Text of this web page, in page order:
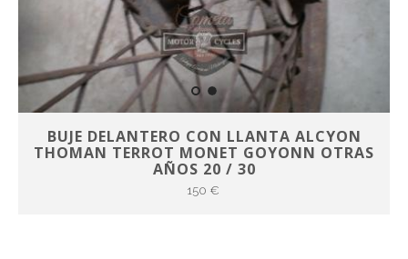
BUJE DELANTERO CON LLANTA ALCYON
THOMAN TERROT MONET GOYONN OTRAS
AÑOS 20 / 30
150 €